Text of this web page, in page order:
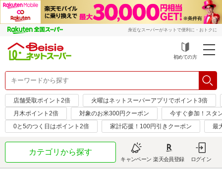
身近なスーパーがネットで便利に・おトクに
初めての方
店舗受取ポイント2倍
火曜はネットスーパーアプリでポイント3倍
月木ポイント2倍
対象のお米300円クーポン
今すぐ参加！スタ
0と5のつく日はポイント2倍
家計応援！100円引きクーポン 最
カテゴリから探す
キャンペーン 楽天会員登録 ログイン